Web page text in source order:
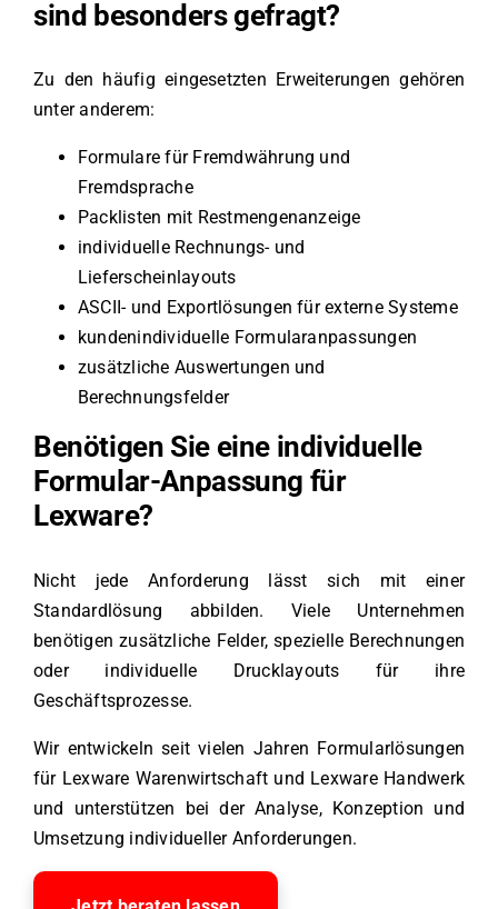
sind besonders gefragt?
Zu den häufig eingesetzten Erweiterungen gehören
unter anderem:
Formulare für Fremdwährung und
Fremdsprache
Packlisten mit Restmengenanzeige
individuelle Rechnungs- und
Lieferscheinlayouts
ASCII- und Exportlösungen für externe Systeme
kundenindividuelle Formularanpassungen
zusätzliche Auswertungen und
Berechnungsfelder
Benötigen Sie eine individuelle
Formular-Anpassung für
Lexware?
Nicht jede Anforderung lässt sich mit einer
Standardlösung abbilden. Viele Unternehmen
benötigen zusätzliche Felder, spezielle Berechnungen
oder individuelle Drucklayouts für ihre
Geschäftsprozesse.
Wir entwickeln seit vielen Jahren Formularlösungen
für Lexware Warenwirtschaft und Lexware Handwerk
und unterstützen bei der Analyse, Konzeption und
Umsetzung individueller Anforderungen.